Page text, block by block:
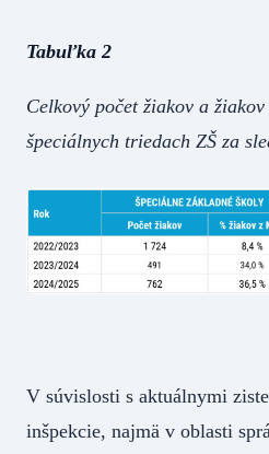
Tabuľka 2
Celkový počet žiakov a
špeciálnych triedach ZŠ za
V súvislosti s aktuálnymi
inšpekcie, najmä v oblasti